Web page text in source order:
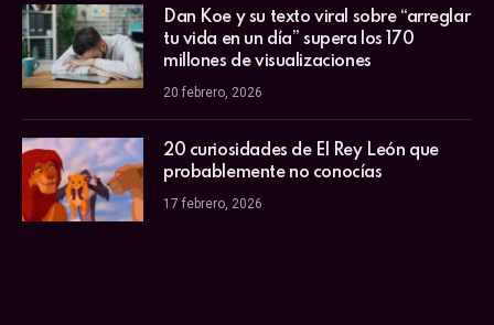
Dan Koe y su texto viral sobre “arreglar
tu vida en un día” supera los 170
millones de visualizaciones
20 febrero, 2026
20 curiosidades de El Rey León que
probablemente no conocías
17 febrero, 2026